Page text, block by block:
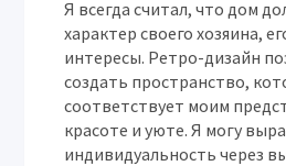
Я всегда считал, что дом
характер своего хозяина,
интересы. Ретро-дизайн
создать пространство,
соответствует моим
красоте и уюте. Я могу
индивидуальность через